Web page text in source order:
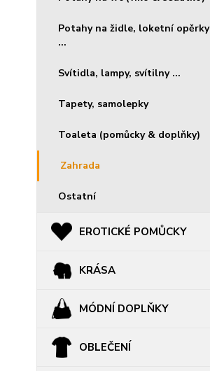
Potahy na židle, loketní opěrky
...
Svítidla, lampy, svítilny ...
Tapety, samolepky
Toaleta (pomůcky & doplňky)
Zahrada
Ostatní
EROTICKÉ POMŮCKY
KRÁSA
MÓDNÍ DOPLŇKY
OBLEČENÍ